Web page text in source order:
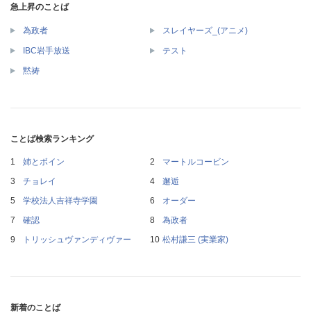
急上昇のことば
為政者 スレイヤーズ_(アニメ)
IBC岩手放送 テスト
黙祷
ことば検索ランキング
姉とボイン
マートルコービン
チョレイ
邂逅
学校法人吉祥寺学園
オーダー
確認
為政者
トリッシュヴァンディヴァー
松村謙三 (実業家)
新着のことば